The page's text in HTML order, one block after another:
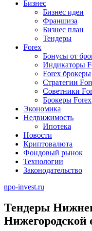
Бизнес
Бизнес идеи
Франшиза
Бизнес план
Тендеры
Forex
Бонусы от
Индикаторы
Forex брокеры
Стратегии
Советники
Брокеры Forex
Экономика
Недвижимость
Ипотека
Новости
Криптовалюта
Фондовый рынок
Технологии
Законодательство
npo-invest.ru
Тендеры
Нижегородской